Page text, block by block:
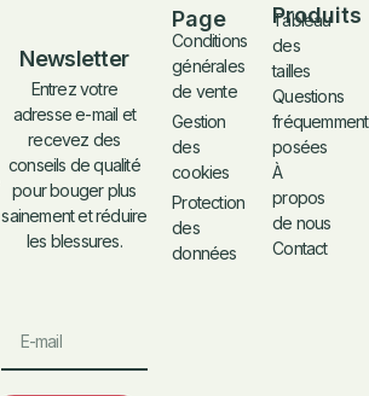
Produits
Tableau
des
tailles
Questions
fréquemment
posées
À
propos
de nous
Contact
Page
Conditions
générales
de vente
Gestion
des
cookies
Protection
des
données
Newsletter
Entrez votre
adresse e-mail et
recevez des
conseils de qualité
pour bouger plus
sainement et réduire
les blessures.